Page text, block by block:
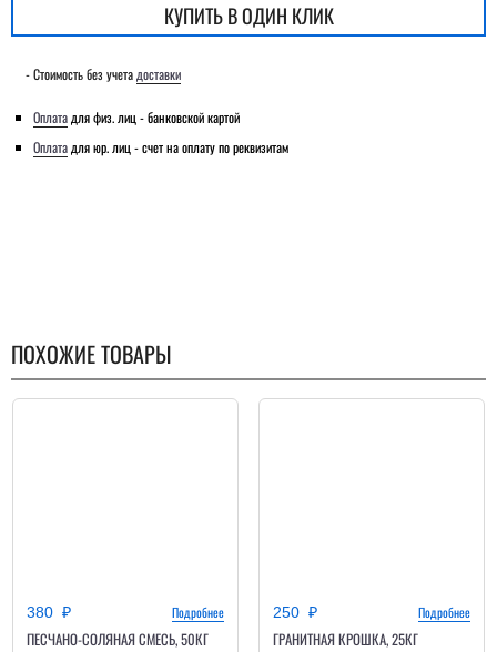
КУПИТЬ В ОДИН КЛИК
- Стоимость без учетадоставки
Оплатадля физ. лиц - банковской картой
Оплатадля юр. лиц - счет на оплату по реквизитам
ПОХОЖИЕ ТОВАРЫ
380 Подробнее
ПЕСЧАНО-СОЛЯНАЯ СМЕСЬ, 50КГ
250 Подробнее
ГРАНИТНАЯ КРОШКА, 25КГ